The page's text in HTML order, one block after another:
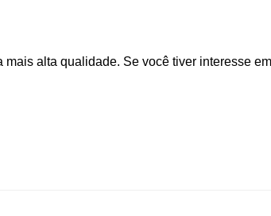
alta qualidade. Se você tiver interesse